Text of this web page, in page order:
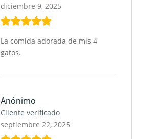
diciembre 9, 2025
La comida adorada de mis 4
gatos.
Anónimo
Cliente verificado
septiembre 22, 2025